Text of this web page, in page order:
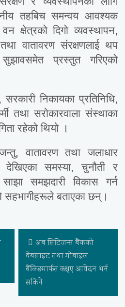
तहबिच समन्वय आवश्यक
क्षेत्रको दिगो व्यवस्थापन,
वातावरण संरक्षणलाई थप
सुझावसमेत प्रस्तुत गरिएको
सरकारी निकायका प्रतिनिधि,
तथा सरोकारवाला संस्थाका
रहेको थियो ।
वातावरण तथा जलाधार
देखिएका समस्या, चुनौती र
समझदारी विकास गर्न
सहभागीहरूले बताएका छन्।
अब सिटिजन्स बैंकको
वेबसाइट तथा मोबाइल
बैंकिङमार्फत क्क्ष्ए आवेदन भर्न
सकिने